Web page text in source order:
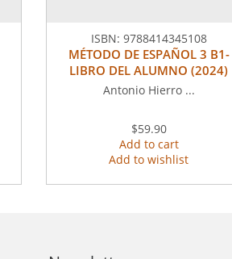
ISBN: 9788414345108
MÉTODO DE ESPAÑOL 3 B1-
LIBRO DEL ALUMNO (2024)
Antonio Hierro ...
$59.90
Add to cart
Add to wishlist